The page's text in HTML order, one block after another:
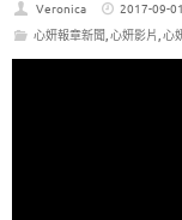
Veronica
2017-09-01
心妍報章新聞,心妍影片,心